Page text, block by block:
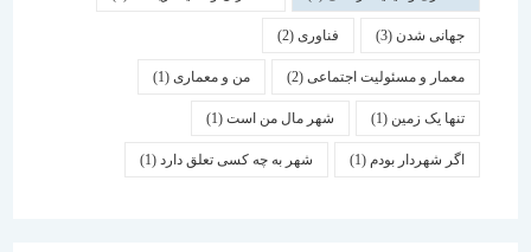
جهانی شدن(3) فناوری (2)
معمار و مسئولیت اجتماعی (2) من و معماری (1)
تنها یک زمین(1) شهر مال من است(1)
اگر شهردار بودم (1) شهر به چه کسی تعلق دارد(1)